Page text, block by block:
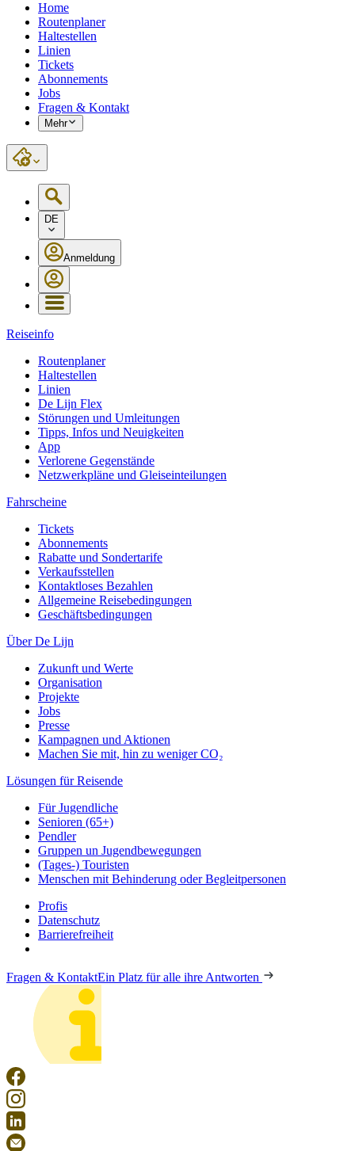
Home
Routenplaner
Haltestellen
Linien
Tickets
Abonnements
Jobs
Fragen & Kontakt
Mehr
DE
Anmeldung
Reiseinfo
Routenplaner
Haltestellen
Linien
De Lijn Flex
Störungen und Umleitungen
Tipps, Infos und Neuigkeiten
App
Verlorene Gegenstände
Netzwerkpläne und Gleiseinteilungen
Fahrscheine
Tickets
Abonnements
Rabatte und Sondertarife
Verkaufsstellen
Kontaktloses Bezahlen
Allgemeine Reisebedingungen
Geschäftsbedingungen
Über De Lijn
Zukunft und Werte
Organisation
Projekte
Jobs
Presse
Kampagnen und Aktionen
Machen Sie mit, hin zu weniger CO₂
Lösungen für Reisende
Für Jugendliche
Senioren (65+)
Pendler
Gruppen un Jugendbewegungen
(Tages-) Touristen
Menschen mit Behinderung oder Begleitpersonen
Profis
Datenschutz
Barrierefreiheit
Fragen & KontaktEin Platz für alle ihre Antworten